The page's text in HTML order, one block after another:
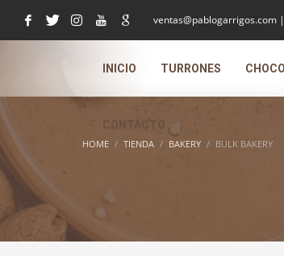
ventas@pablogarrigos.com
INICIO TURRONES
CONTACTO
HOME TIENDA BAKERY BULK BAKERY